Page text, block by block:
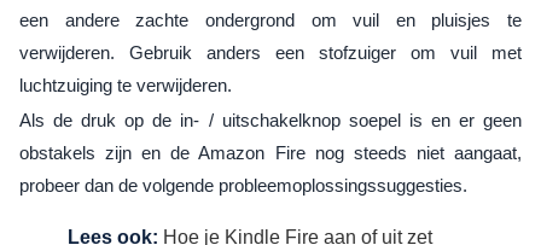
een andere zachte ondergrond om vuil en pluisjes te
verwijderen. Gebruik anders een stofzuiger om vuil met
luchtzuiging te verwijderen.
Als de druk op de in- / uitschakelknop soepel is en er geen
obstakels zijn en de Amazon Fire nog steeds niet aangaat,
probeer dan de volgende probleemoplossingssuggesties.
Lees ook: Hoe je Kindle Fire aan of uit zet